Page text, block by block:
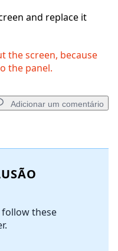
and replace it
the screen, because
the panel.
Adicionar um comentário
follow these